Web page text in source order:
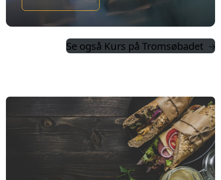
Se også Kurs på Tromsøbadet